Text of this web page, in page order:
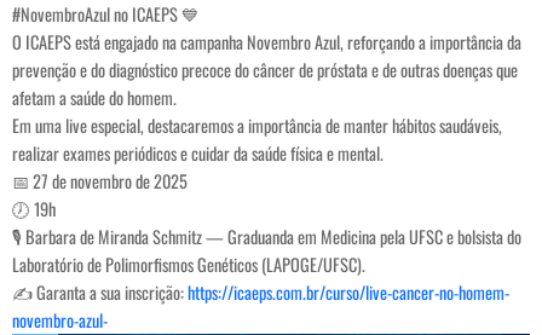
#NovembroAzul no ICAEPS 💙
O ICAEPS está engajado na campanha Novembro Azul, reforçando a importância da
prevenção e do diagnóstico precoce do câncer de próstata e de outras doenças que
afetam a saúde do homem.
Em uma live especial, destacaremos a importância de manter hábitos saudáveis,
realizar exames periódicos e cuidar da saúde física e mental.
📅 27 de novembro de 2025
🕖 19h
🎙️ Barbara de Miranda Schmitz — Graduanda em Medicina pela UFSC e bolsista do
Laboratório de Polimorfismos Genéticos (LAPOGE/UFSC).
✍️ Garanta a sua inscrição:https://icaeps.com.br/curso/live-cancer-no-homem-
novembro-azul-